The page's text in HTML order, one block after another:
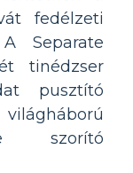
fedélzeti
Separate
tinédzser
pusztító
szorító